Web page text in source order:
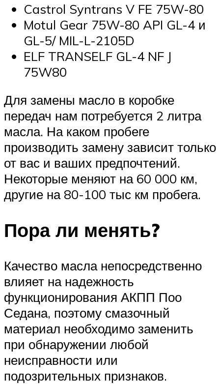
Castrol Syntrans V FE 75W-80
Motul Gear 75W-80 API GL-4 и
GL-5/ MIL-L-2105D
ELF TRANSELF GL-4 NF J
75W80
Для замены масло в коробке
передач нам потребуется 2 литра
масла. На каком пробеге
производить замену зависит только
от вас и ваших предпочтений.
Некоторые меняют на 60 000 км,
другие на 80-100 тыс км пробега.
Пора ли менять?
Качество масла непосредственно
влияет на надежность
функционирования АКПП Поо
Седана, поэтому смазочный
материал необходимо заменить
при обнаружении любой
неисправности или
подозрительных признаков.